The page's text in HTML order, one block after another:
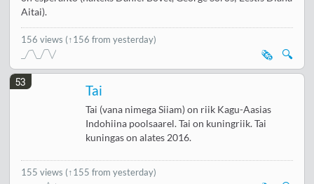
Aitai).
156 views (↑156 from yesterday)
🔍
🗞️
53
Tai
Tai (vana nimega Siiam) on riik Kagu-Aasias
Indohiina poolsaarel. Tai on kuningriik. Tai
kuningas on alates 2016.
155 views (↑155 from yesterday)